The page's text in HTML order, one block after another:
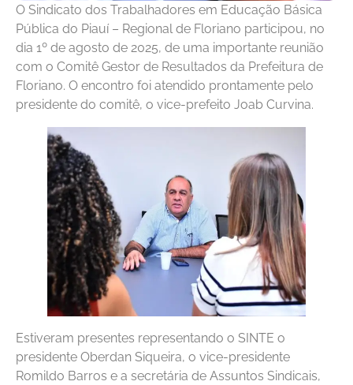
O Sindicato dos Trabalhadores em Educação Básica
Pública do Piauí – Regional de Floriano participou, no
dia 1º de agosto de 2025, de uma importante reunião
com o Comitê Gestor de Resultados da Prefeitura de
Floriano. O encontro foi atendido prontamente pelo
presidente do comitê, o vice-prefeito Joab Curvina.
Estiveram presentes representando o SINTE o
presidente Oberdan Siqueira, o vice-presidente
Romildo Barros e a secretária de Assuntos Sindicais,